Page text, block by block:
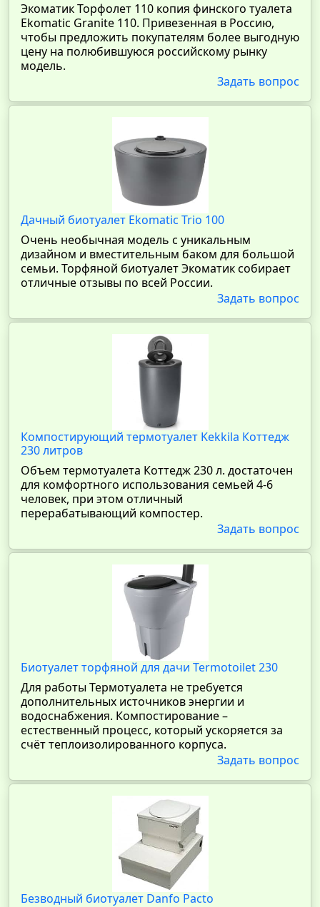
Экоматик Торфолет 110 копия финского туалета
Ekomatic Granite 110. Привезенная в Россию,
чтобы предложить покупателям более выгодную
цену на полюбившуюся российскому рынку
модель.
Задать вопрос
Дачный биотуалет Ekomatic Trio 100
Очень необычная модель с уникальным
дизайном и вместительным баком для большой
семьи. Торфяной биотуалет Экоматик собирает
отличные отзывы по всей России.
Задать вопрос
Компостирующий термотуалет Kekkila Коттедж
230 литров
Объем термотуалета Коттедж 230 л. достаточен
для комфортного использования семьей 4-6
человек, при этом отличный
перерабатывающий компостер.
Задать вопрос
Биотуалет торфяной для дачи Termotoilet 230
Для работы Термотуалета не требуется
дополнительных источников энергии и
водоснабжения. Компостирование –
естественный процесс, который ускоряется за
счёт теплоизолированного корпуса.
Задать вопрос
Безводный биотуалет Danfo Pacto